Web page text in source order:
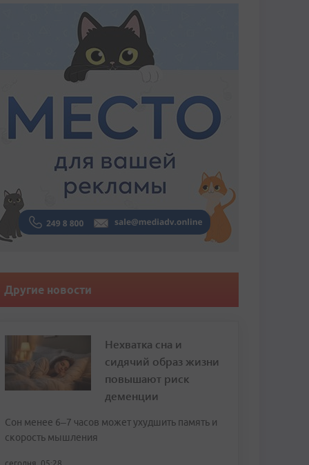
Другие новости
Нехватка сна и
сидячий образ жизни
повышают риск
деменции
Сон менее 6–7 часов может ухудшить память и
скорость мышления